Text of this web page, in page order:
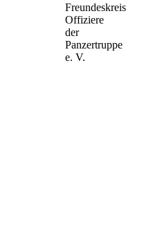
Freundeskreis
Offiziere
der
Panzertruppe
e. V.